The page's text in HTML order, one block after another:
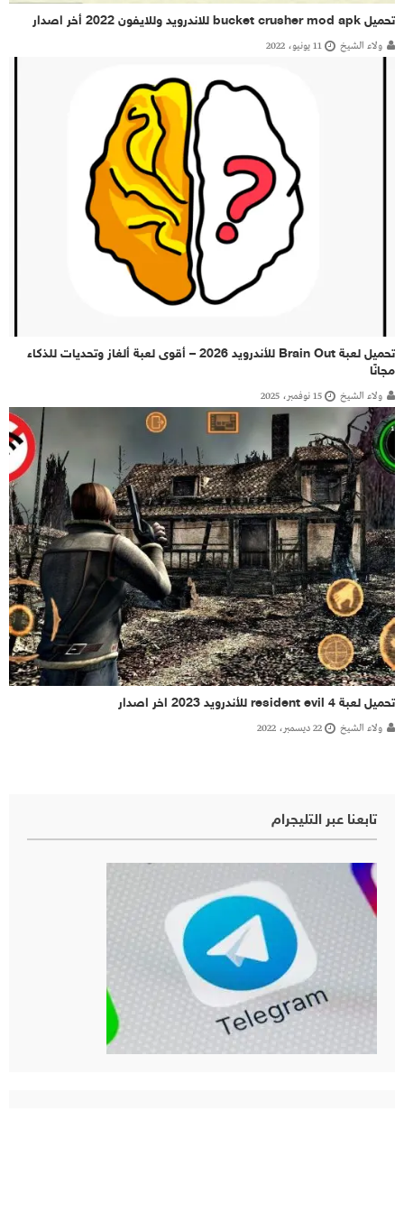
تحميل bucket crusher mod apk للاندرويد وللايفون 2022 أخر اصدار
ولاء الشيخ 11 يونيو، 2022
تحميل لعبة Brain Out للأندرويد 2026 – أقوى لعبة ألغاز وتحديات للذكاء
مجانًا
ولاء الشيخ 15 نوفمبر، 2025
تحميل لعبة resident evil 4 للأندرويد 2023 اخر اصدار
ولاء الشيخ 22 ديسمبر، 2022
تابعنا عبر التليجرام